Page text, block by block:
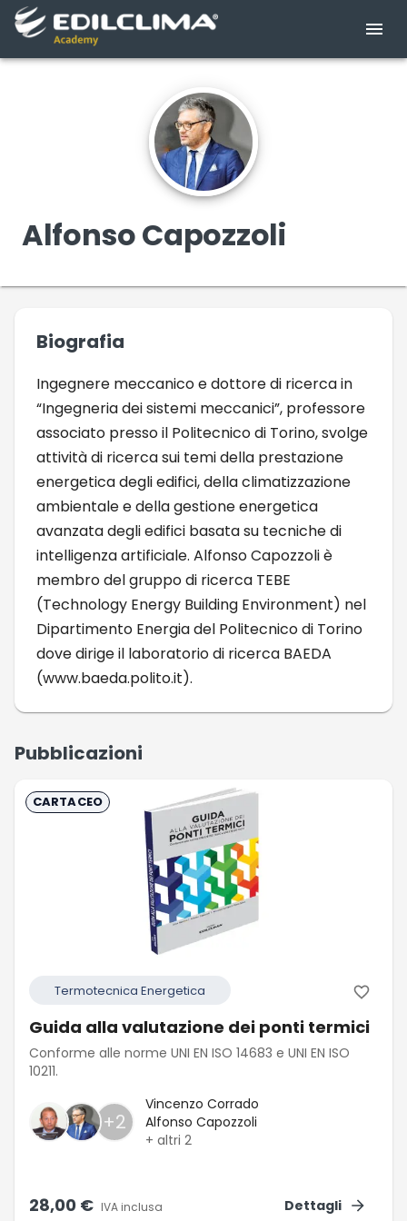
Alfonso Capozzoli
Biografia
Ingegnere meccanico e dottore di ricerca in
“Ingegneria dei sistemi meccanici”, professore
associato presso il Politecnico di Torino, svolge
attività di ricerca sui temi della prestazione
energetica degli edifici, della climatizzazione
ambientale e della gestione energetica
avanzata degli edifici basata su tecniche di
intelligenza artificiale. Alfonso Capozzoli è
membro del gruppo di ricerca TEBE
(Technology Energy Building Environment) nel
Dipartimento Energia del Politecnico di Torino
dove dirige il laboratorio di ricerca BAEDA
(www.baeda.polito.it).
Pubblicazioni
CARTACEO
Termotecnica Energetica
Guida alla valutazione dei ponti termici
Conforme alle norme UNI EN ISO 14683 e UNI EN ISO
10211.
+2
Vincenzo Corrado
Alfonso Capozzoli
+ altri 2
28,00 € IVA inclusa Dettagli